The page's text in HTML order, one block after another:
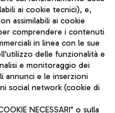
di Fiumicino da Roma
ai cookie tecnici), e,
assimilabili ai cookie
comprendere i contenuti
in linea con le sue
delle funzionalità e
e monitoraggio dei
annunci e le inserzioni
social network (cookie di
NECESSARI" o sulla